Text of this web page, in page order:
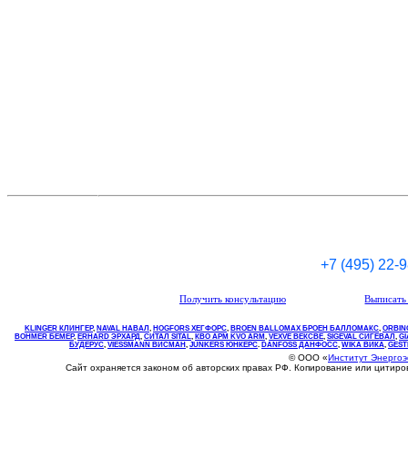
+7 (495) 22-
Получить консультацию
KLINGER КЛИНГЕР, NAVAL НАВАЛ , НOGFORS ХЕГФОРС, BROEN BALLOMAX БРОЕН БАЛЛОМАКС,
BOHMER БЕМЕР, ERHARD ЭРХАРД, СИТАЛ SITAL, КВО АРМ KVO ARM, VEXVE ВЕКСВЕ, SIGEVAL СИГЕВАЛ ,
БУДЕРУС, VIESSMANN ВИСМАН , JUNKERS ЮНКЕРС. DANFOSS ДАНФОСС, WIKA ВИКА,
© ООО «Институт
Сайт охраняется законом об авторских правах РФ. Копирование или